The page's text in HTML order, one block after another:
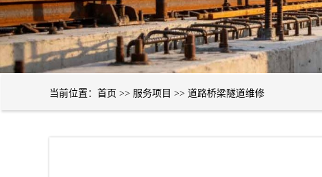
当前位置： 首页 >> 服务项目 >> 道路桥梁隧道维修